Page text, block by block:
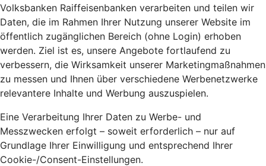
Volksbanken Raiffeisenbanken verarbeiten und teilen wir
Daten, die im Rahmen Ihrer Nutzung unserer Website im
öffentlich zugänglichen Bereich (ohne Login) erhoben
werden. Ziel ist es, unsere Angebote fortlaufend zu
verbessern, die Wirksamkeit unserer Marketingmaßnahmen
zu messen und Ihnen über verschiedene Werbenetzwerke
relevantere Inhalte und Werbung auszuspielen.
Eine Verarbeitung Ihrer Daten zu Werbe- und
Messzwecken erfolgt – soweit erforderlich – nur auf
Grundlage Ihrer Einwilligung und entsprechend Ihrer
Cookie-/Consent-Einstellungen.